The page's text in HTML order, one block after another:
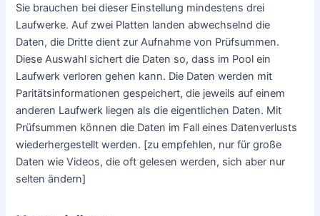
Sie brauchen bei dieser Einstellung mindestens drei
Laufwerke. Auf zwei Platten landen abwechselnd die
Daten, die Dritte dient zur Aufnahme von Prüfsummen.
Diese Auswahl sichert die Daten so, dass im Pool ein
Laufwerk verloren gehen kann. Die Daten werden mit
Paritätsinformationen gespeichert, die jeweils auf einem
anderen Laufwerk liegen als die eigentlichen Daten. Mit
Prüfsummen können die Daten im Fall eines Datenverlusts
wiederhergestellt werden. [zu empfehlen, nur für große
Daten wie Videos, die oft gelesen werden, sich aber nur
selten ändern]